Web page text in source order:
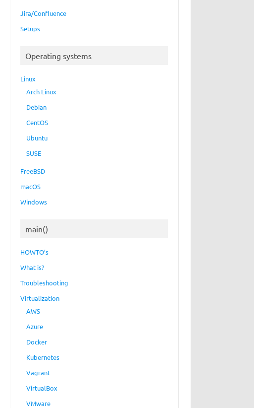
Jira/Confluence
Setups
Operating systems
Linux
Arch Linux
Debian
CentOS
Ubuntu
SUSE
FreeBSD
macOS
Windows
main()
HOWTO’s
What is?
Troubleshooting
Virtualization
AWS
Azure
Docker
Kubernetes
Vagrant
VirtualBox
VMware